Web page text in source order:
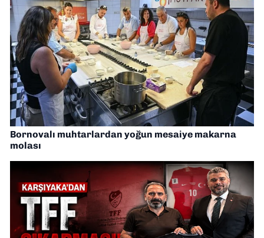
Bornovalı muhtarlardan yoğun mesaiye makarna
molası